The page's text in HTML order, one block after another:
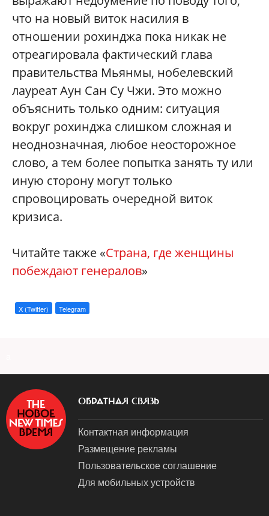
что на новый виток насилия в
отношении рохинджа пока никак не
отреагировала фактический глава
правительства Мьянмы, нобелевский
лауреат Аун Сан Су Чжи. Это можно
объяснить только одним: ситуация
вокруг рохинджа слишком сложная и
неоднозначная, любое неосторожное
слово, а тем более попытка занять ту или
иную сторону могут только
спровоцировать очередной виток
кризиса.
Читайте также «Страна, где женщины
побеждают генералов»
X (Twitter) Telegram
ОБРАТНАЯ СВЯЗЬ
Контактная информация
Размещение рекламы
Пользовательское соглашение
Для мобильных устройств